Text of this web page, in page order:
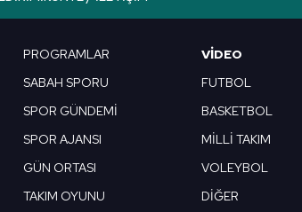
için lütfentıklayınız
PROGRAMLAR
SABAH SPORU
SPOR GÜNDEMİ
SPOR AJANSI
GÜN ORTASI
TAKIM OYUNU
VIDEO
FUTBOL
BASKETBOL
MİLLİ TAKIM
VOLEYBOL
DİĞER